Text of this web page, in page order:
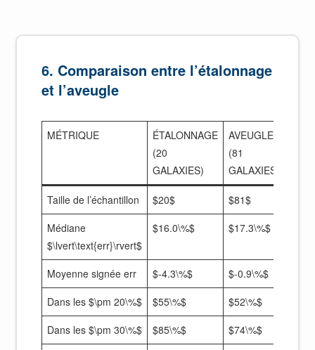
6. Comparaison entre l’étalonnage
et l’aveugle
MÉTRIQUE
ÉTALONNAGE
(20
GALAXIES)
AVEUGLE
(81
GALAXIES)
Taille de l’échantillon $20$
$81$
Médiane
$\lvert\text{err}\rvert$
$16.0\%$ $17.3\%$
Moyenne signée err $-4.3\%$
$-0.9\%$
Dans les $\pm 20\%$
$55\%$
$52\%$
Dans les $\pm 30\%$
$85\%$
$74\%$